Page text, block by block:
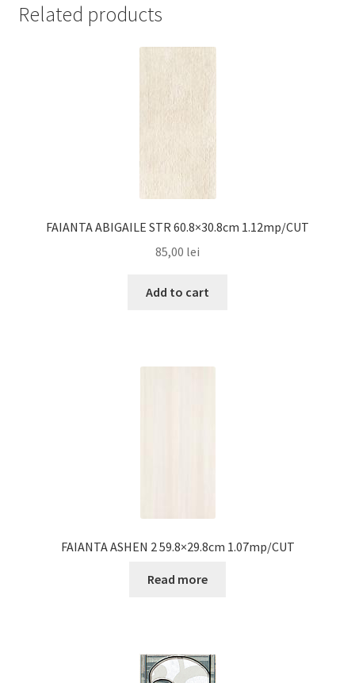
Related products
FAIANTA ABIGAILE STR 60.8×30.8cm 1.12mp/CUT
85,00 lei
Add to cart
FAIANTA ASHEN 2 59.8×29.8cm 1.07mp/CUT
Read more